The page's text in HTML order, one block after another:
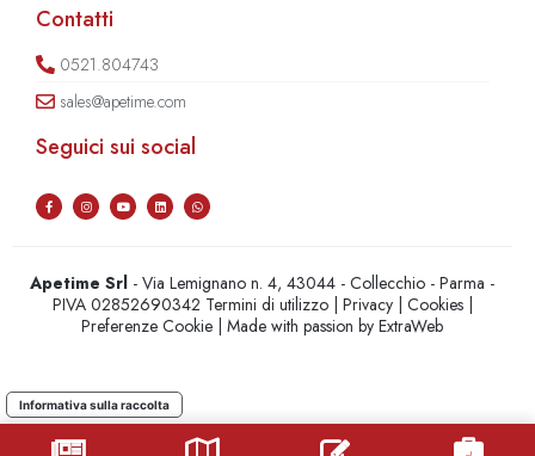
Contatti
0521.804743
sales@apetime.com
Seguici sui social
Apetime Srl - Via Lemignano n. 4, 43044 - Collecchio - Parma -
PIVA 02852690342 Termini di utilizzo| Privacy| Cookies|
Preferenze Cookie | Made with passion byExtraWeb
Informativa sulla raccolta